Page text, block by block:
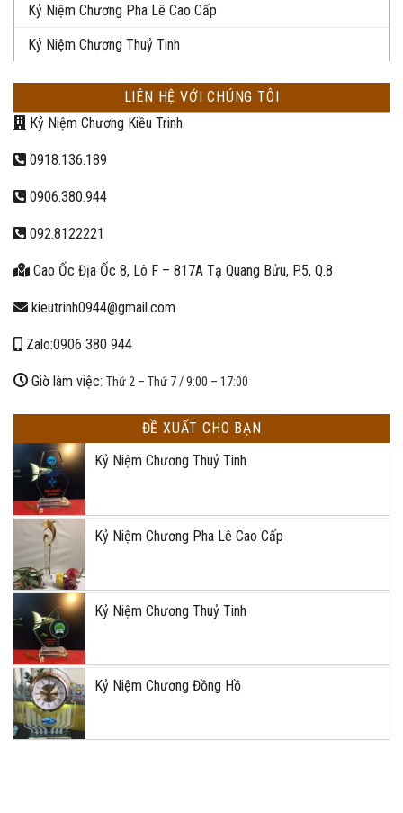
Kỷ Niệm Chương Pha Lê Cao Cấp
Kỷ Niệm Chương Thuỷ Tinh
LIÊN HỆ VỚI CHÚNG TÔI
Kỷ Niệm Chương Kiều Trinh
0918.136.189
0906.380.944
092.8122221
Cao Ốc Địa Ốc 8, Lô F – 817A Tạ Quang Bửu, P.5, Q.8
kieutrinh0944@gmail.com
Zalo:0906 380 944
Giờ làm việc: Thứ 2 – Thứ 7 / 9:00 – 17:00
ĐỀ XUẤT CHO BẠN
Kỷ Niệm Chương Thuỷ Tinh
Kỷ Niệm Chương Pha Lê Cao Cấp
Kỷ Niệm Chương Thuỷ Tinh
Kỷ Niệm Chương Đồng Hồ